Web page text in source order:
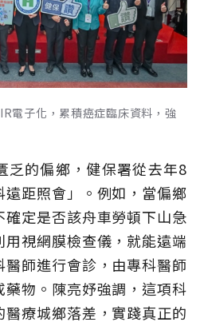
電子化，累積癌症臨床資料，強
乏的偏鄉，健保署從去年8
距照會」。例如，當偏鄉
定是否該舟車勞頓下山急
視網膜檢查儀，就能遠端
師進行會診，由專科醫師
物。陳亮妤強調，這項科
療城鄉落差，實踐真正的